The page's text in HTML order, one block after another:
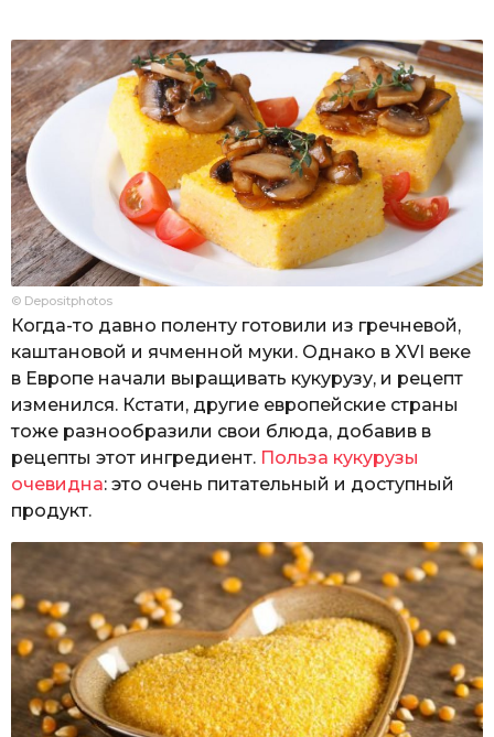
© Depositphotos
Когда-то давно поленту готовили из гречневой,
каштановой и ячменной муки. Однако в XVI веке
в Европе начали выращивать кукурузу, и рецепт
изменился. Кстати, другие европейские страны
тоже разнообразили свои блюда, добавив в
рецепты этот ингредиент. Польза кукурузы
очевидна: это очень питательный и доступный
продукт.